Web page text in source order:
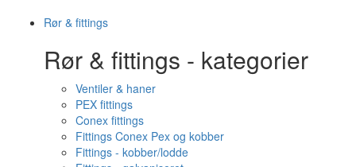
Rør & fittings
Rør & fittings - kategorier
Ventiler & haner
PEX fittings
Conex fittings
Fittings Conex Pex og kobber
Fittings - kobber/lodde